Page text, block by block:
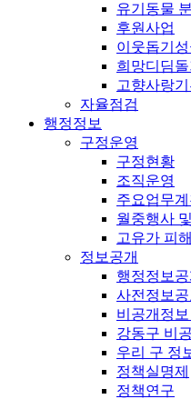
유기동물
후원사업
이웃돕기
희망디딤
고향사랑기
자율점검
행정정보
구정운영
구정현황
조직운영
주요업무계
월중행사
고유가 피
정보공개
행정정보공
사전정보공
비공개정
강동구 비
우리 구 정
정책실명제
정책연구